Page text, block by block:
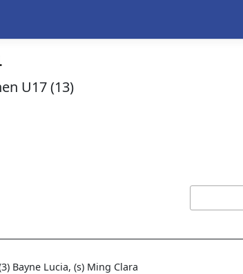
U17 (13)
Bayne Lucia, (s) Ming Clara